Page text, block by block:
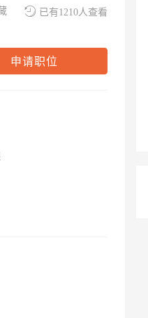
已有1210人查看
申请职位